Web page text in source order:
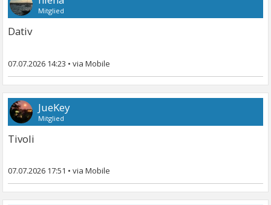
Mitglied
Dativ
07.07.2026 14:23 •
JueKey
Mitglied
Tivoli
07.07.2026 17:51 •